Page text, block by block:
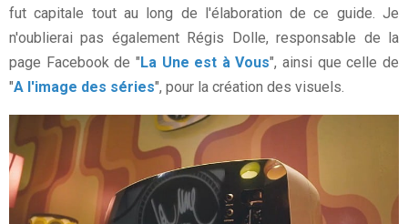
fut capitale tout au long de l'élaboration de ce guide. Je
n'oublierai pas également Régis Dolle, responsable de la
page Facebook de "La Une est à Vous", ainsi que celle de
"A l'image des séries", pour la création des visuels.